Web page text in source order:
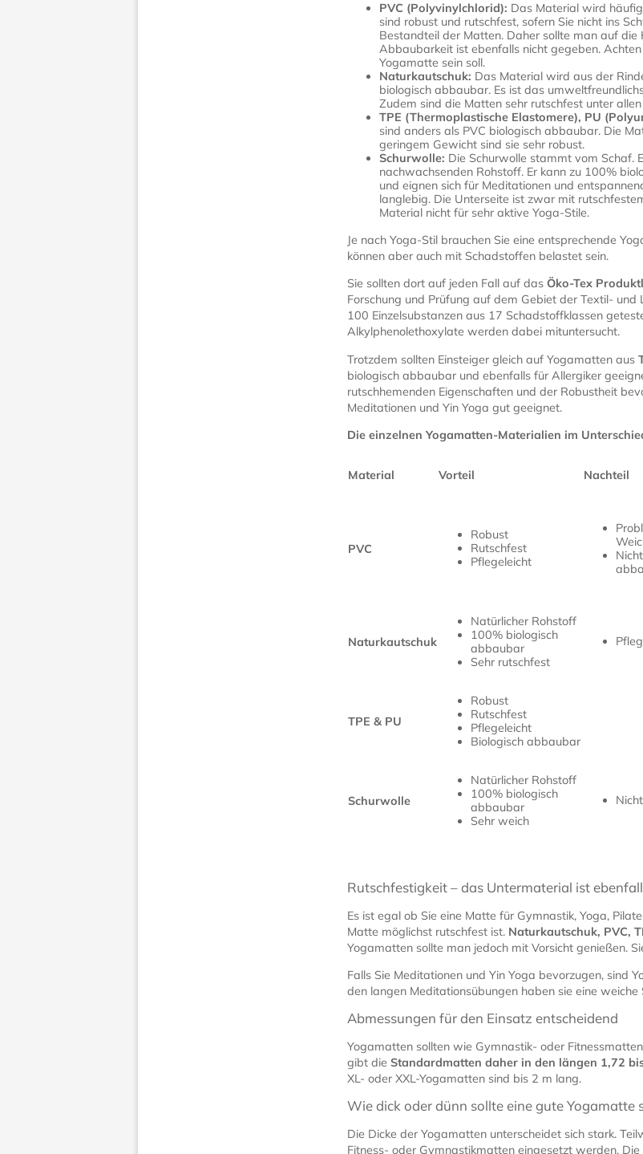
PVC (Polyvinylchlorid): Das Material wird
sind robust und rutschfest, sofern Sie nicht ins
Bestandteil der Matten. Daher sollte man auf
Abbaubarkeit ist ebenfalls nicht gegeben.
Yogamatte sein soll.
Naturkautschuk: Das Material wird aus der
biologisch abbaubar. Es ist das
Zudem sind die Matten sehr rutschfest unter
TPE (Thermoplastische Elastomere), PU
sind anders als PVC biologisch abbaubar. Die
geringem Gewicht sind sie sehr robust.
Schurwolle: Die Schurwolle stammt vom Schaf.
nachwachsenden Rohstoff. Er kann zu 100%
und eignen sich für Meditationen und
langlebig. Die Unterseite ist zwar mit
Material nicht für sehr aktive Yoga-Stile.
Je nach Yoga-Stil brauchen Sie eine entsprechende
können aber auch mit Schadstoffen belastet sein.
Sie sollten dort auf jeden Fall auf das Öko-Tex
Forschung und Prüfung auf dem Gebiet der Textil-
100 Einzelsubstanzen aus 17 Schadstoffklassen
Alkylphenolethoxylate werden dabei mituntersucht.
Trotzdem sollten Einsteiger gleich auf Yogamatten aus
biologisch abbaubar und ebenfalls für Allergiker
rutschhemenden Eigenschaften und der Robustheit
Meditationen und Yin Yoga gut geeignet.
Die einzelnen Yogamatten-Materialien im
Material Vorteil Nachteil
PVC
Robust
Rutschfest
Pflegeleicht
Naturkautschuk
Natürlicher Rohstoff
100% biologisch
abbaubar
Sehr rutschfest
TPE & PU
Robust
Rutschfest
Pflegeleicht
Biologisch abbaubar
Schurwolle
Natürlicher Rohstoff
100% biologisch
abbaubar
Sehr weich
Rutschfestigkeit – das Untermaterial ist
Es ist egal ob Sie eine Matte für Gymnastik, Yoga,
Matte möglichst rutschfest ist. Naturkautschuk, PVC,
Yogamatten sollte man jedoch mit Vorsicht genießen.
Falls Sie Meditationen und Yin Yoga bevorzugen, sind
den langen Meditationsübungen haben sie eine weiche
Abmessungen für den Einsatz entscheidend
Yogamatten sollten wie Gymnastik- oder
gibt die Standardmatten daher in den längen 1,72
XL- oder XXL-Yogamatten sind bis 2 m lang.
Wie dick oder dünn sollte eine gute Yogamatte
Die Dicke der Yogamatten unterscheidet sich stark.
Fitness- oder Gymnastikmatten eingesetzt werden. Die